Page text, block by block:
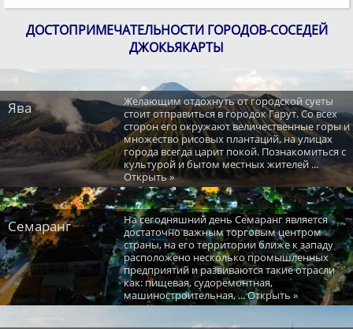
ДОСТОПРИМЕЧАТЕЛЬНОСТИ ГОРОДОВ-СОСЕДЕЙ
ДЖОКЬЯКАРТЫ
Ява
Желающим отдохнуть от городской суеты
стоит отправиться в городок Гарут. Со всех
сторон его окружают величественные горы и
множество рисовых плантаций, на улицах
города всегда царит покой. Познакомиться с
культурой и бытом местных жителей ...
Открыть »
Семаранг
На сегодняшний день Семаранг является
достаточно важным торговым центром
страны, на его территории ближе к западу
расположено несколько промышленных
предприятий и развиваются такие отрасли
как: пищевая, судоремонтная,
машиностроительная, ... Открыть »